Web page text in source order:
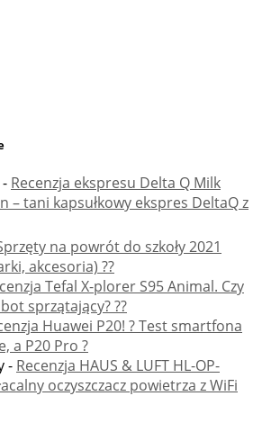
- Recenzja ekspresu Delta Q Milk
– tani kapsułkowy ekspres DeltaQ z
na powrót do szkoły 2021
akcesoria) ??
Tefal X-plorer S95 Animal. Czy
sprzątający? ??
Huawei P20! ? Test smartfona
a P20 Pro ?
- Recenzja HAUS & LUFT HL-OP-
oczyszczacz powietrza z WiFi